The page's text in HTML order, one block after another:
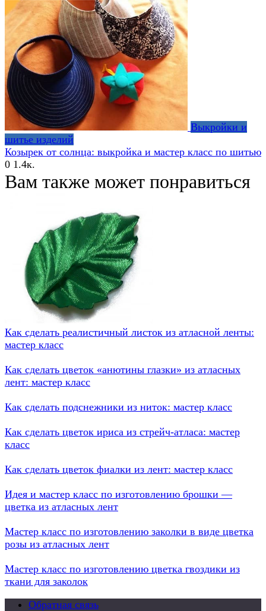
Выкройки и
шитье изделий
Козырек от солнца: выкройка и мастер класс по шитью
0 1.4к.
Вам также может понравиться
Как сделать реалистичный листок из атласной ленты:
мастер класс
Как сделать цветок «анютины глазки» из атласных
лент: мастер класс
Как сделать подснежники из ниток: мастер класс
Как сделать цветок ириса из стрейч-атласа: мастер
класс
Как сделать цветок фиалки из лент: мастер класс
Идея и мастер класс по изготовлению брошки —
цветка из атласных лент
Мастер класс по изготовлению заколки в виде цветка
розы из атласных лент
Мастер класс по изготовлению цветка гвоздики из
ткани для заколок
Обратная связь